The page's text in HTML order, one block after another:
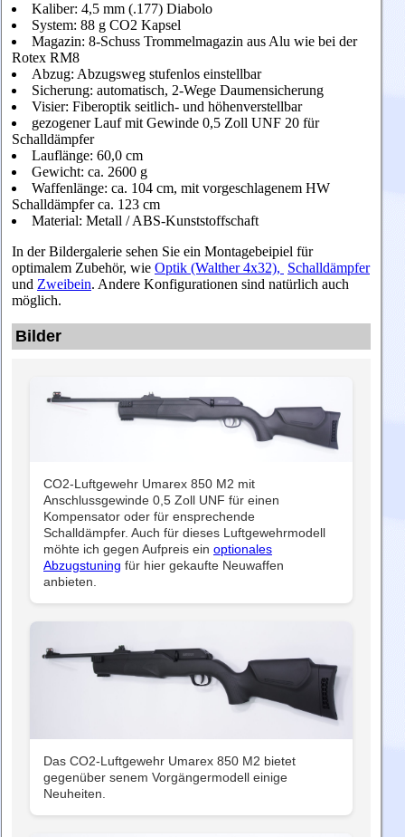
Kaliber: 4,5 mm (.177) Diabolo
System: 88 g CO2 Kapsel
Magazin: 8-Schuss Trommelmagazin aus Alu wie bei der
Rotex RM8
Abzug: Abzugsweg stufenlos einstellbar
Sicherung: automatisch, 2-Wege Daumensicherung
Visier: Fiberoptik seitlich- und höhenverstellbar
gezogener Lauf mit Gewinde 0,5 Zoll UNF 20 für
Schalldämpfer
Lauflänge: 60,0 cm
Gewicht: ca. 2600 g
Waffenlänge: ca. 104 cm, mit vorgeschlagenem HW
Schalldämpfer ca. 123 cm
Material: Metall / ABS-Kunststoffschaft
In der Bildergalerie sehen Sie ein Montagebeipiel für
optimalem Zubehör, wie Optik (Walther 4x32), Schalldämpfer
und Zweibein. Andere Konfigurationen sind natürlich auch
möglich.
Bilder
CO2-Luftgewehr Umarex 850 M2 mit
Anschlussgewinde 0,5 Zoll UNF für einen
Kompensator oder für ensprechende
Schalldämpfer. Auch für dieses Luftgewehrmodell
möhte ich gegen Aufpreis ein optionales
Abzugstuning für hier gekaufte Neuwaffen
anbieten.
Das CO2-Luftgewehr Umarex 850 M2 bietet
gegenüber senem Vorgängermodell einige
Neuheiten.